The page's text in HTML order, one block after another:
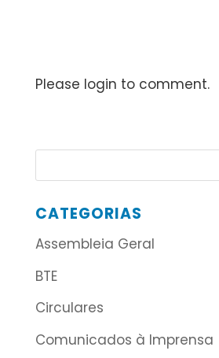
Please login to comment.
CATEGORIAS
Assembleia Geral
BTE
Circulares
Comunicados à Imprensa